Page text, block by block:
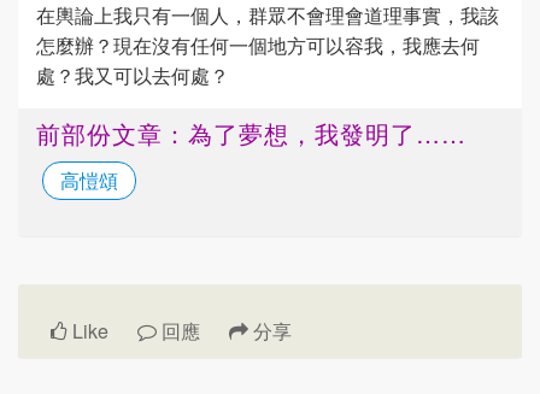
在輿論上我只有一個人，群眾不會理會道理事實，我該
怎麼辦？現在沒有任何一個地方可以容我，我應去何
處？我又可以去何處？
前部份文章：為了夢想，我發明了……
高愷頌
Like 回應 分享